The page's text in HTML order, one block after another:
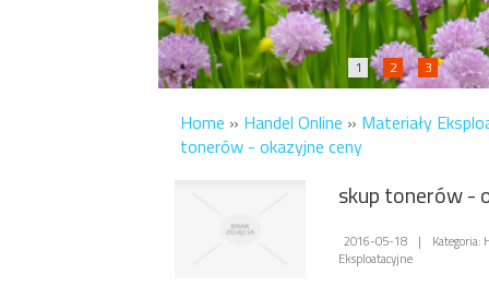
1 2 3
Home » Handel Online » Materiały
tonerów - okazyjne ceny
skup tonerów -
2016-05-18 |
Kategoria:
Eksploatacyjne